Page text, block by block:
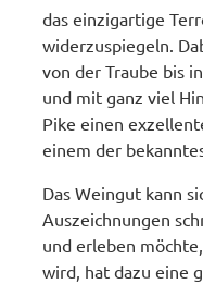
das einzigartige
widerzuspiegeln.
von der Traube bis
und mit ganz viel
Pike einen
einem der
Das Weingut kann
Auszeichnungen
und erleben
wird, hat dazu eine